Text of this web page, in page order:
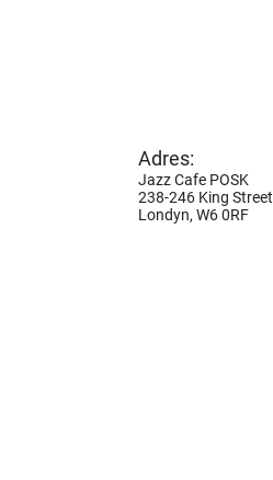
Adres:
Jazz Cafe POSK
238-246 King Street
Londyn, W6 0RF